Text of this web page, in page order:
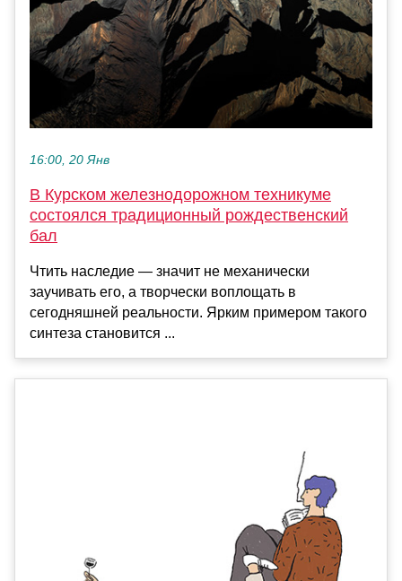
16:00, 20 Янв
В Курском железнодорожном техникуме
состоялся традиционный рождественский
бал
Чтить наследие — значит не механически
заучивать его, а творчески воплощать в
сегодняшней реальности. Ярким примером такого
синтеза становится ...